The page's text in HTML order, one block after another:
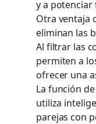
y a potenciar
Otra ventaja
eliminan las
Al filtrar las
permiten a
ofrecer una
La función
utiliza
parejas con